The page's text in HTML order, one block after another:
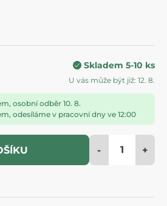
Skladem 5-10 ks
U vás může být již: 12. 8.
osobní odběr 10. 8.
odesíláme v pracovní dny ve 12:00
- +